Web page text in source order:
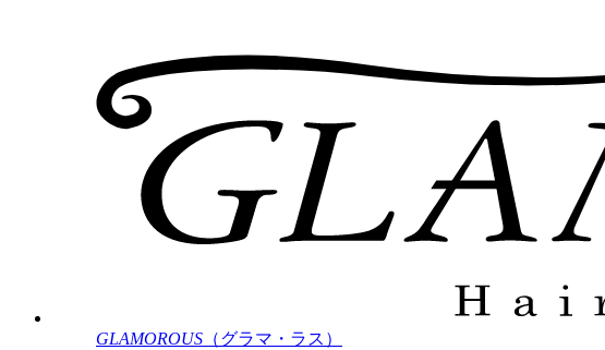
GLAMOROUS （グラマ・ラス）